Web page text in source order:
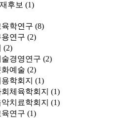
후보 (1)
학연구 (8)
연구 (2)
(2)
경영연구 (2)
예술 (2)
학회지 (1)
체육학회지 (1)
치료학회지 (1)
연구 (1)